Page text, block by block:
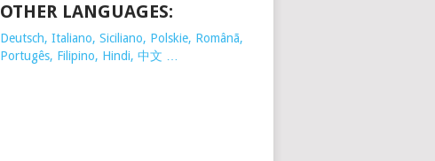
OTHER LANGUAGES:
Deutsch, Italiano, Siciliano, Polskie, Românã,
Portugês, Filipino, Hindi, 中文 …